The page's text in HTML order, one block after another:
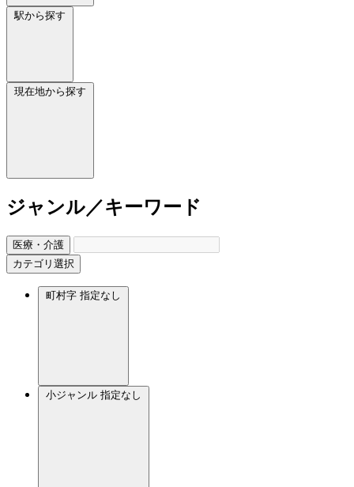
駅から探す
現在地から探す
ジャンル／キーワード
医療・介護
カテゴリ選択
町村字 指定なし
小ジャンル 指定なし